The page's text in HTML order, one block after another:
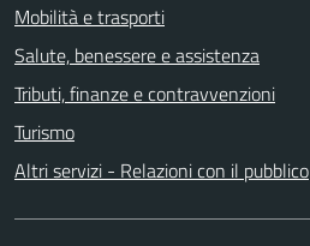
Mobilità e trasporti
Salute, benessere e assistenza
Tributi, finanze e contravvenzioni
Turismo
Altri servizi - Relazioni con il pubblico